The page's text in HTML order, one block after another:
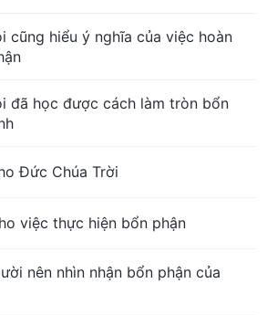
cũng hiểu ý nghĩa của việc hoàn
đã học được cách làm tròn bổn
Đức Chúa Trời
việc thực hiện bổn phận
nên nhìn nhận bổn phận của